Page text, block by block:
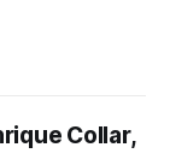
Collar,